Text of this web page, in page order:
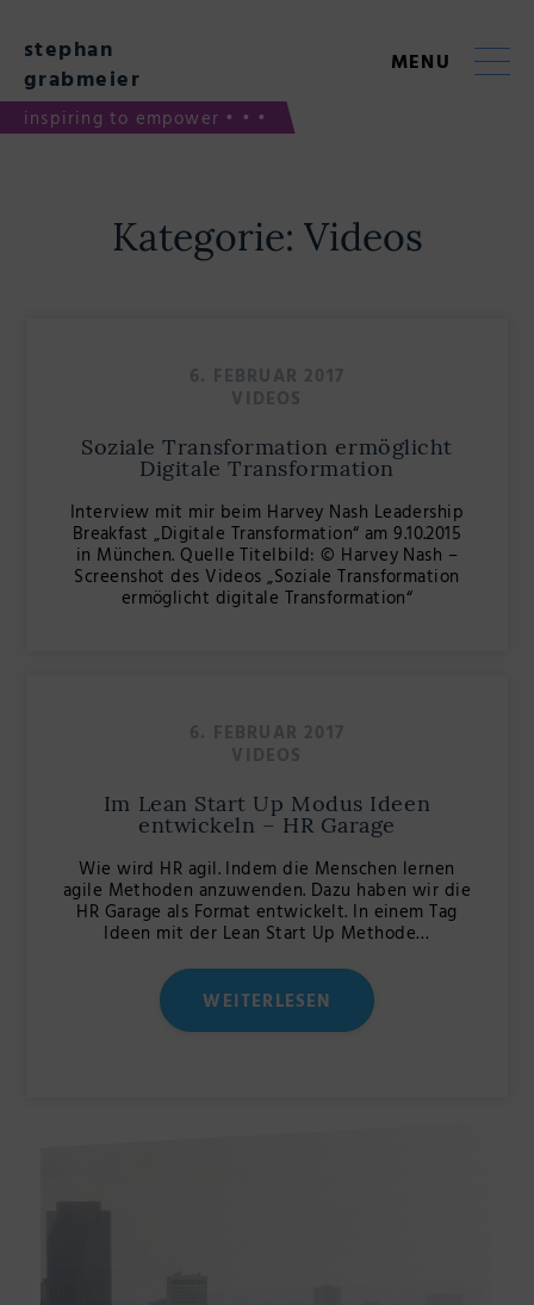
content
stephan
grabmeier
inspiring to empower • • •
MENU
Kategorie: Videos
6. FEBRUAR 2017
VIDEOS
Soziale Transformation ermöglicht
Digitale Transformation
Interview mit mir beim Harvey Nash Leadership
Breakfast „Digitale Transformation“ am 9.10.2015
in München. Quelle Titelbild: © Harvey Nash –
Screenshot des Videos „Soziale Transformation
ermöglicht digitale Transformation“
6. FEBRUAR 2017
VIDEOS
Im Lean Start Up Modus Ideen
entwickeln – HR Garage
Wie wird HR agil. Indem die Menschen lernen
agile Methoden anzuwenden. Dazu haben wir die
HR Garage als Format entwickelt. In einem Tag
Ideen mit der Lean Start Up Methode…
WEITERLESEN